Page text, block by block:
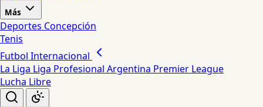
Más
Deportes Concepción
Tenis
Futbol Internacional
La Liga Liga Profesional Argentina Premier League
Lucha Libre